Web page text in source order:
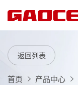
返回列表
首页 产品中心